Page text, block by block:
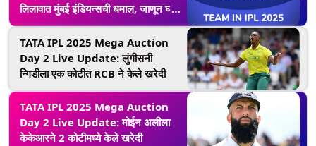
लिलावात मुंबई इंडियन्सची धमाल, जाणून घ्या
एमआयची नवीन 'पॉवरपॅक' टीम!
TATA IPL 2025 Mega Auction
Day 2 Live Update: लुंगीसनी
न्गिडीला एक कोटीत RCB ने केले खरेदी
TATA IPL 2025 Mega Auction
Day 2 Live Update: मोईन अलीला
केकेआरने 2 कोटीमध्ये केले खरेदी